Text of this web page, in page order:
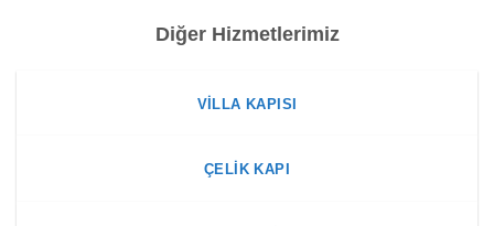
Diğer Hizmetlerimiz
VILLA KAPISI
ÇELIK KAPI